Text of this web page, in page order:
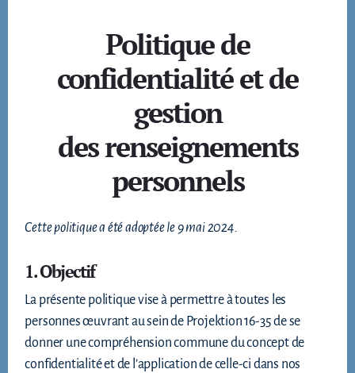
Politique de
confidentialité et de
gestion
des renseignements
personnels
Cette politique a été adoptée le 9 mai 2024.
1. Objectif
La présente politique vise à permettre à toutes les
personnes œuvrant au sein de Projektion 16-35 de se
donner une compréhension commune du concept de
confidentialité et de l’application de celle-ci dans nos